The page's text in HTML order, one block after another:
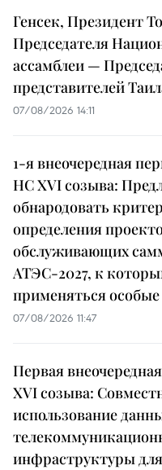
Генсек, Президент
Председателя
ассамблеи —
представителей
07/08/2026 14:11
1-я внеочередная
НС XVI созыва:
обнародовать
определения
обслуживающих
АТЭС-2027, к
применяться
07/08/2026 11:47
Первая
XVI созыва:
использование
инфраструктуры